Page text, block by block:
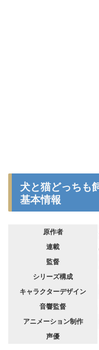
犬と猫どっちも
基本情報
原作者
連載
監督
シリーズ構成
キャラクターデザイン
音響監督
アニメーション制作
声優